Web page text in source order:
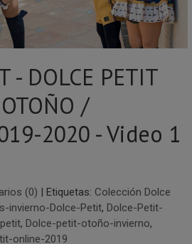
- DOLCE PETIT
/
2020 - Video 1
(0) | Etiquetas: Colección Dolce
invierno-Dolce-Petit, Dolce-Petit-
, Dolce-petit-otoño-invierno,
online-2019